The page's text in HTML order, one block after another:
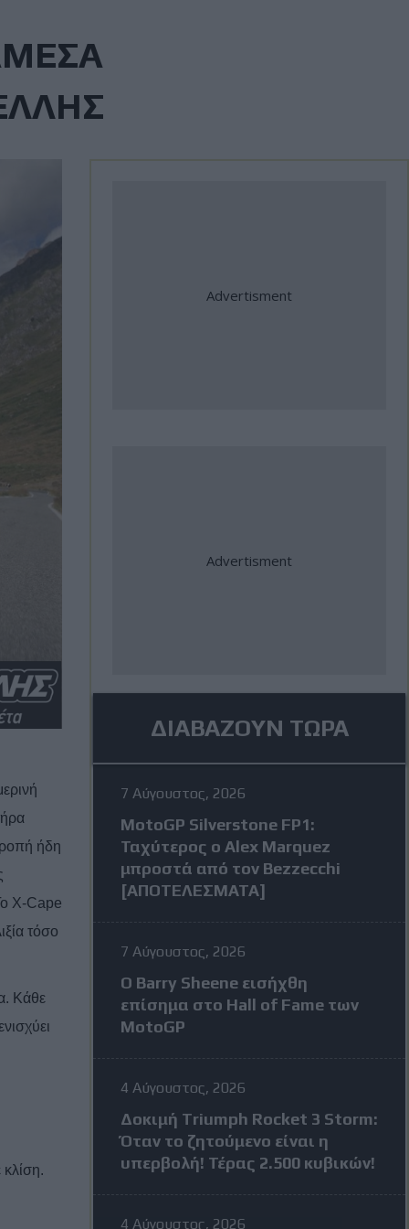
ήδη
X-Cape
τόσο
Κάθε
ΔΙΑΒΑΖΟΥΝ ΤΩΡΑ
7 Αύγουστος, 2026
MotoGP Silverstone FP1:
Ταχύτερος ο Alex Marquez
μπροστά από τον Bezzecchi
[ΑΠΟΤΕΛΕΣΜΑΤΑ]
7 Αύγουστος, 2026
Ο Barry Sheene εισήχθη
επίσημα στο Hall of Fame των
MotoGP
4 Αύγουστος, 2026
Δοκιμή Triumph Rocket 3 Storm:
Όταν το ζητούμενο είναι η
υπερβολή! Τέρας 2.500 κυβικών!
4 Αύγουστος, 2026